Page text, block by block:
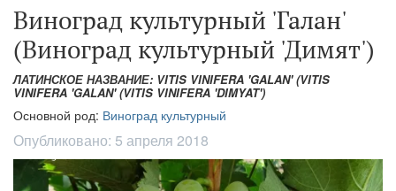
Виноград культурный 'Галан'
(Виноград культурный 'Димят')
ЛАТИНСКОЕ НАЗВАНИЕ: VITIS VINIFERA 'GALAN' (VITIS
VINIFERA 'GALAN' (VITIS VINIFERA 'DIMYAT')
Основной род: Виноград культурный
Опубликовано: 5 апреля 2018